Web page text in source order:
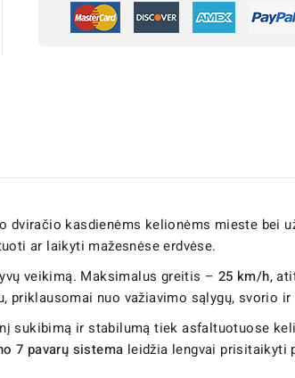
kasdienėms kelionėms mieste bei
ar laikyti mažesnėse erdvėse.
veikimą. Maksimalus greitis – 25 km/h,
priklausomai nuo važiavimo sąlygų, svorio
sukibimą ir stabilumą tiek asfaltuotuose
7 pavarų sistema leidžia lengvai prisitaikyti